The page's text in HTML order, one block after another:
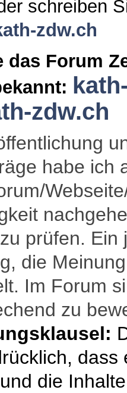
schreiben
zdw.ch
das Forum
zdw.ch
habe ich
prüfen.
die
Im Forum
zu
die